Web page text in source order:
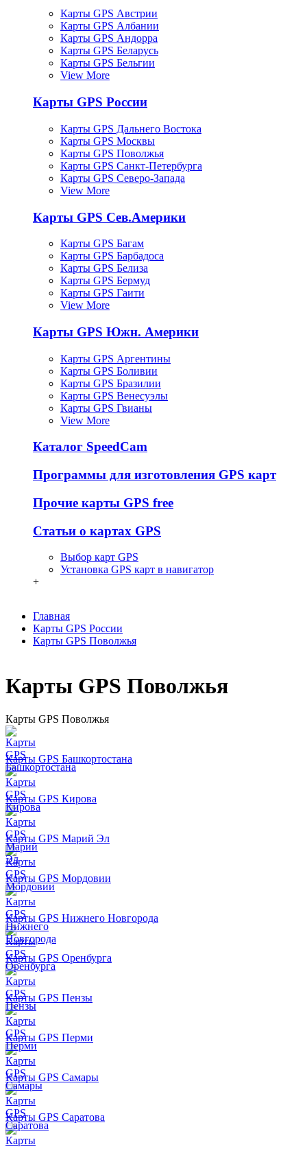
Карты GPS Австрии
Карты GPS Албании
Карты GPS Андорра
Карты GPS Беларусь
Карты GPS Бельгии
View More
Карты GPS России
Карты GPS Дальнего Востока
Карты GPS Москвы
Карты GPS Поволжья
Карты GPS Санкт-Петербурга
Карты GPS Северо-Запада
View More
Карты GPS Сев.Америки
Карты GPS Багам
Карты GPS Барбадоса
Карты GPS Белиза
Карты GPS Бермуд
Карты GPS Гаити
View More
Карты GPS Южн. Америки
Карты GPS Аргентины
Карты GPS Боливии
Карты GPS Бразилии
Карты GPS Венесуэлы
Карты GPS Гвианы
View More
Каталог SpeedCam
Программы для изготовления GPS карт
Прочие карты GPS free
Статьи о картах GPS
Выбор карт GPS
Установка GPS карт в навигатор
+
Главная
Карты GPS России
Карты GPS Поволжья
Карты GPS Поволжья
Карты GPS Поволжья
Карты GPS Башкортостана
Карты GPS Кирова
Карты GPS Марий Эл
Карты GPS Мордовии
Карты GPS Нижнего Новгорода
Карты GPS Оренбурга
Карты GPS Пензы
Карты GPS Перми
Карты GPS Самары
Карты GPS Саратова